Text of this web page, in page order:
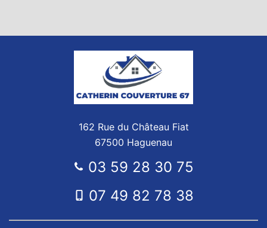
162 Rue du Château Fiat
67500 Haguenau
03 59 28 30 75
07 49 82 78 38